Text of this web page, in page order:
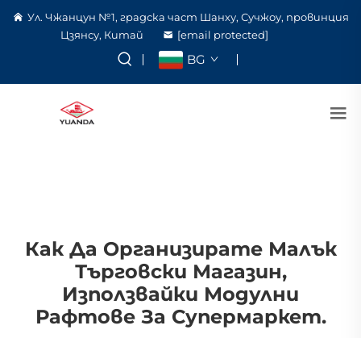
Ул. Чжанцун №1, градска част Шанху, Сучжоу, провинция
Цзянсу, Китай
[email protected]
BG
Как Да Организирате Малък
Търговски Магазин,
Използвайки Модулни
Рафтове За Супермаркет.